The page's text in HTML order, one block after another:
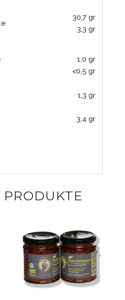
30,7 gr
3,3 gr
1,0 gr
<0,5 gr
1,3 gr
3,4 gr